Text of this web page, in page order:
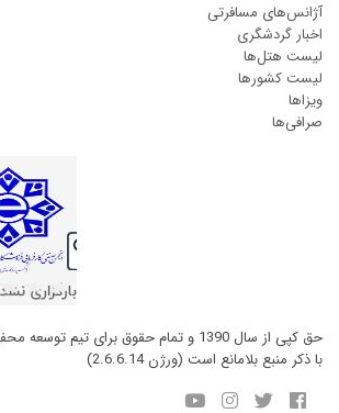
آژانس‌های مسافرتی
اخبار گردشگری
لیست هتل‌ها
لیست کشورها
ویزاها
صرافی‌ها
حق کپی از سال 1390 و تمام حقوق برای
با ذکر منبع بلامانع است (ورژن 2.6.6.14)